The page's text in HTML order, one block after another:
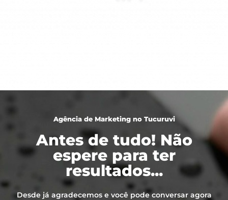
Agência de Marketing no Tucuruvi
Antes de tudo! Não
espere para ter
resultados...
Desde já agradecemos e você pode conversar agora